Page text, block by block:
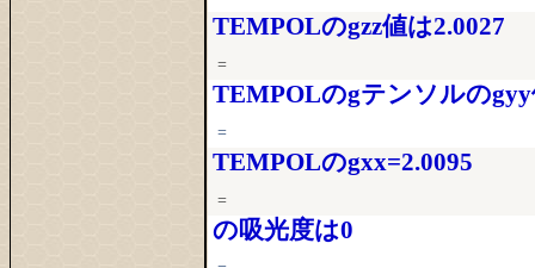
TEMPOLのgzz値は2.0027
=
TEMPOLのgテンソルのgyy
=
TEMPOLのgxx=2.0095
=
の吸光度は0